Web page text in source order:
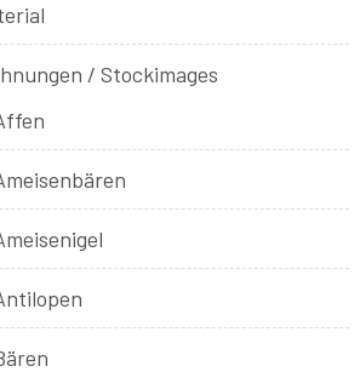
/ Stockimages